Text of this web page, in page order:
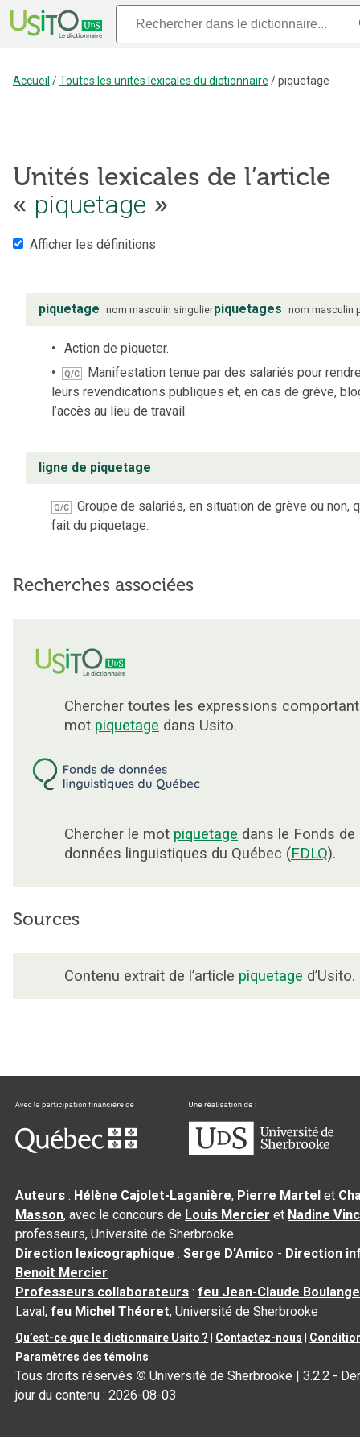
Accueil /Toutes les unités lexicales du dictionnaire /piquetage
Unités lexicales de l’article
« piquetage »
Afficher les définitions
piquetage nom masculin singulierpiquetages nom masculin
Action de piqueter.
Q/C
Manifestation tenue par des salariés pour
leurs revendications publiques et, en cas de grève,
l’accès au lieu de travail.
ligne de piquetage
Q/C
Groupe de salariés, en situation de grève ou non,
fait du piquetage.
Recherches associées
Chercher toutes les expressions
mot piquetage dans Usito.
Chercher le mot piquetage dans le Fonds de
données linguistiques du Québec (FDLQ).
Sources
Contenu extrait de l’article piquetage d’Usito.
Auteurs : Hélène Cajolet-Laganière, Pierre Martel et
Masson, avec le concours de Louis Mercier et Nadine
professeurs, Université de Sherbrooke
Direction lexicographique :Serge D’Amico - Direction
Benoit Mercier
Professeurs collaborateurs :feu Jean-Claude
Laval,feu Michel Théoret, Université de Sherbrooke
Qu’est-ce que le dictionnaire Usito ? Contactez-nous
Paramètres des témoins
Tous droits réservés © Université de Sherbrooke |3.2.2 -
jour du contenu :2026-08-03